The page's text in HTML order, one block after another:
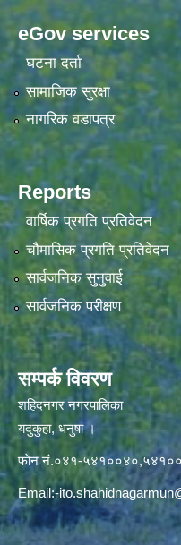
eGov services
घटना दर्ता
सामाजिक सुरक्षा
नागरिक वडापत्र
Reports
वार्षिक प्रगति प्रतिवेदन
चौमासिक प्रगति प्रतिवेदन
सार्वजनिक सुनुवाई
सार्वजनिक परीक्षण
सम्पर्क विवरण
शहिदनगर नगरपालिका
यदुकुहा, धनुषा ।
फाेन नं.०४१-
Email:-